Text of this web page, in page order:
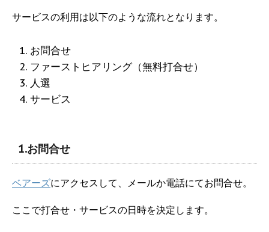
サービスの利用は以下のような流れとなります。
お問合せ
ファーストヒアリング（無料打合せ）
人選
サービス
1.お問合せ
ベアーズにアクセスして、メールか電話にてお問合せ。
ここで打合せ・サービスの日時を決定します。